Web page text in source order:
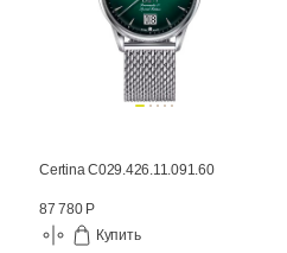
Certina C029.426.11.091.60
87 780 Р
Купить